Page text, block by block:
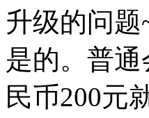
升级的问
是的。普
民币200元